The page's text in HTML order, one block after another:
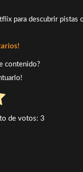
para descubrir pistas
contenido?
de votos: 3